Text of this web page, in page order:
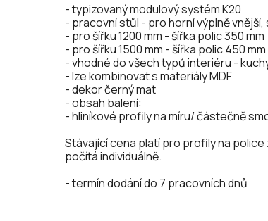
- typizovaný modulový systém K20
- pracovní stůl - pro horní výplně
- pro šířku 1200 mm - šířka polic 350 mm
- pro šířku 1500 mm - šířka polic 450 mm
- vhodné do všech typů interiéru -
- lze kombinovat s materiály MDF
- dekor černý mat
- obsah balení:
- hliníkové profily na míru/ částečně
Stávající cena platí pro profily na
počítá individuálně.
- termín dodání do 7 pracovních dnů